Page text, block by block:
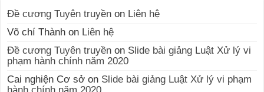
Đề cương Tuyên truyền on Liên hệ
Võ chí Thành on Liên hệ
Đề cương Tuyên truyền on Slide bài giảng Luật Xử lý vi
phạm hành chính năm 2020
Cai nghiện Cơ sở on Slide bài giảng Luật Xử lý vi phạm
hành chính năm 2020